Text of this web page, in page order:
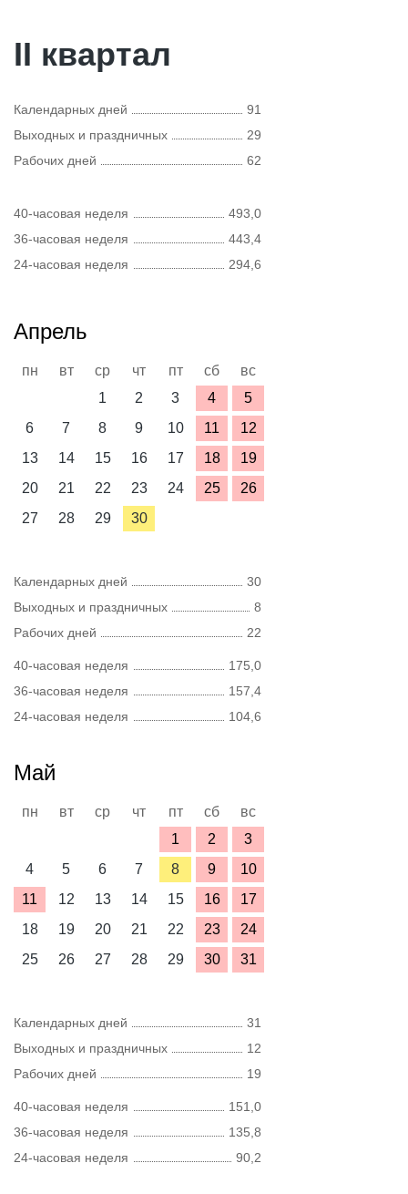
II квартал
Календарных дней
91
Выходных и праздничных
29
Рабочих дней
62
40-часовая неделя
493,0
36-часовая неделя
443,4
24-часовая неделя
294,6
Апрель
пн вт ср чт пт сб
вс
1
2 3 4
5
6
7 8 9 10 11
12
13
14 15 16 17 18
19
20
21 22 23 24 25
26
27
28 29 30
Календарных дней
30
Выходных и праздничных
8
Рабочих дней
22
40-часовая неделя
175,0
36-часовая неделя
157,4
24-часовая неделя
104,6
Май
пн вт ср чт пт сб
вс
1
2
3
4
5 6 7 8 9
10
11
12 13 14 15 16
17
18
19 20 21 22 23
24
25
26 27 28 29 30 31
Календарных дней
31
Выходных и праздничных
12
Рабочих дней
19
40-часовая неделя
151,0
36-часовая неделя
135,8
24-часовая неделя
90,2